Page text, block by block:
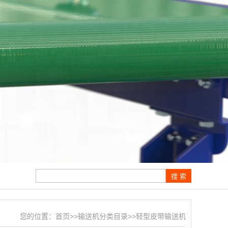
您的位置： 首页>>输送机分类目录>>轻型皮带输送机